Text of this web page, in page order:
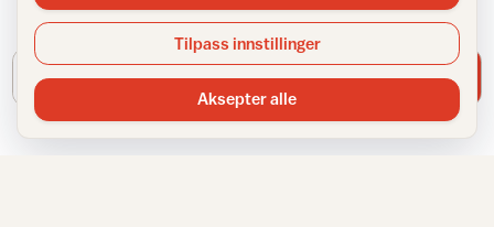
hjemmet.
E-postadresse
Meld meg på
Tilpass innstillinger
Aksepter alle